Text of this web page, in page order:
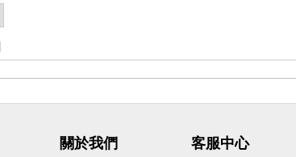
關於我們 客服中心